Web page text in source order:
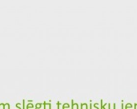
19.00 €